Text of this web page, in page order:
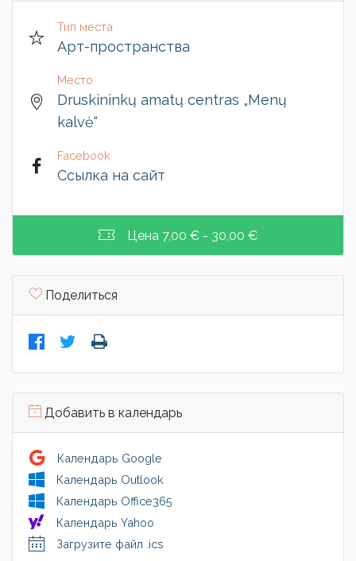
Тип места
Арт-пространства
Место
Druskininkų amatų centras „Menų
kalvė“
Facebook
Ссылка на сайт
Цена 7,00 € - 30,00 €
Поделиться
Добавить в календарь
Календарь Google
Календарь Outlook
Календарь Office365
Календарь Yahoo
Загрузите файл .ics